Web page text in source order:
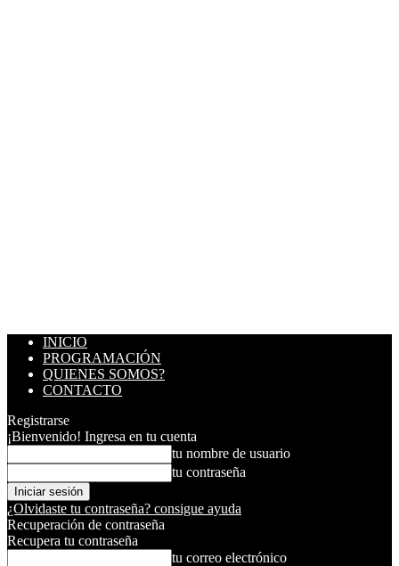
INICIO
PROGRAMACIÓN
QUIENES SOMOS?
CONTACTO
Registrarse
¡Bienvenido! Ingresa en tu cuenta
tu nombre de usuario
tu contraseña
¿Olvidaste tu contraseña? consigue ayuda
Recuperación de contraseña
Recupera tu contraseña
tu correo electrónico